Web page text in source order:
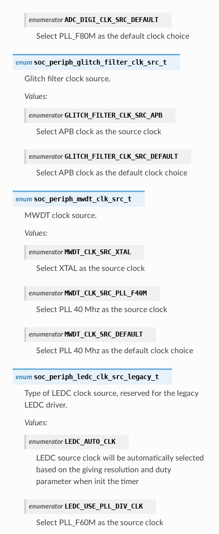
enumerator ADC_DIGI_CLK_SRC_DEFAULT
Select PLL_F80M as the default clock choice
enum soc_periph_glitch_filter_clk_src_t
Glitch filter clock source.
Values:
enumerator GLITCH_FILTER_CLK_SRC_APB
Select APB clock as the source clock
enumerator GLITCH_FILTER_CLK_SRC_DEFAULT
Select APB clock as the default clock choice
enum soc_periph_mwdt_clk_src_t
MWDT clock source.
Values:
enumerator MWDT_CLK_SRC_XTAL
Select XTAL as the source clock
enumerator MWDT_CLK_SRC_PLL_F40M
Select PLL 40 Mhz as the source clock
enumerator MWDT_CLK_SRC_DEFAULT
Select PLL 40 Mhz as the default clock choice
enum soc_periph_ledc_clk_src_legacy_t
Type of LEDC clock source, reserved for the legacy
LEDC driver.
Values:
enumerator LEDC_AUTO_CLK
LEDC source clock will be automatically selected
based on the giving resolution and duty
parameter when init the timer
enumerator LEDC_USE_PLL_DIV_CLK
Select PLL_F60M as the source clock